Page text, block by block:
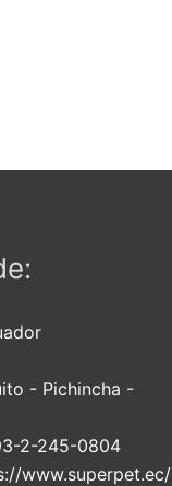
- Pichincha -
2-245-0804
www.superpet.ec/